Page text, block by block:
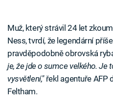
Muž, který strávil 24 let
Ness, tvrdí, že legendární
pravděpodobně obrovská
je, že jde o sumce velkého. Je
vysvětlení,"řekl agentuře AFP
Feltham.